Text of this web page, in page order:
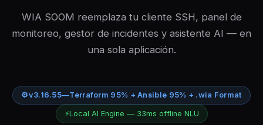
WIA SOOM reemplaza tu cliente SSH, panel de
monitoreo, gestor de incidentes y asistente AI — en
una sola aplicación.
⚙v3.16.55—Terraform 95% + Ansible 95% + .wia Format
⚡Local AI Engine — 33ms offline NLU